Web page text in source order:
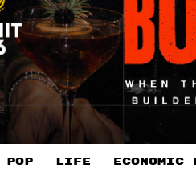
POP LIFE ECONOMIC